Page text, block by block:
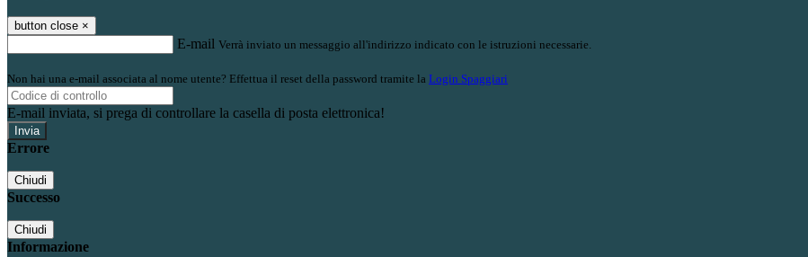
button close ×
E-mail Verrà inviato un messaggio all'indirizzo indicato con le istruzioni necessarie.
Non hai una e-mail associata al nome utente? Effettua il reset della password tramite la Login Spaggiari
E-mail inviata, si prega di controllare la casella di posta elettronica!
Errore
Chiudi
Successo
Chiudi
Informazione